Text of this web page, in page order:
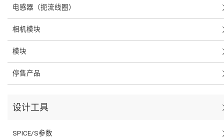
电感器（扼流线圈）
相机模块
模块
停售产品
设计工具
SPICE/S参数